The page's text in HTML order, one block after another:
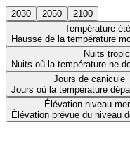
2030 2050
2100
Température été
Hausse de la température
Nuits
Nuits où la température ne
Jours de canicule
Jours où la température
Élévation niveau mer
Élévation prévue du niveau